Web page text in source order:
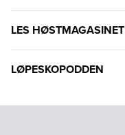
LES HØSTMAGASINET
LØPESKOPODDEN